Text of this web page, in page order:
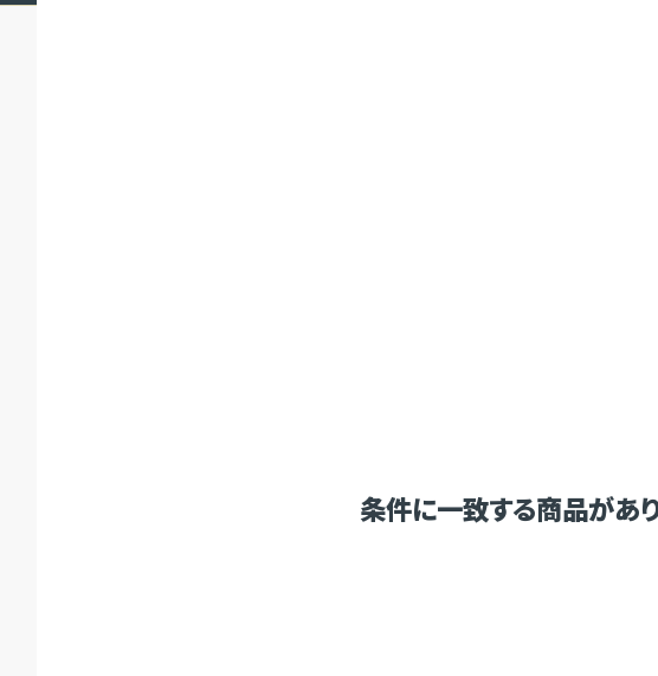
条件に一致する商品があ